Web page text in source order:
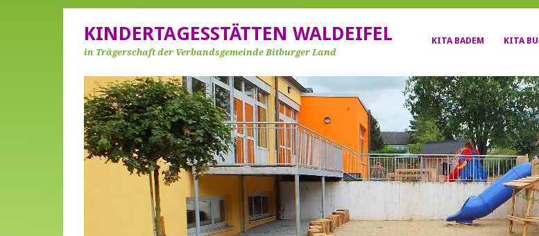
KITA BADEM KITA
KINDERTAGESSTÄTTEN WALDEIFEL
in Trägerschaft der Verbandsgemeinde Bitburger Land